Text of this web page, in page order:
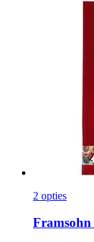
2 opties
Framsohn